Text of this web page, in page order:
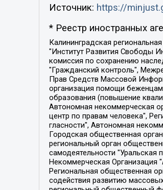
Источник: https://
* Реестр иностранных
Калининградская региональная общественная организация "Экозащита!-Женсовет", Фонд содействия защите прав и свобод граждан "Общественный вердикт", Фонд "Институт Развития Свободы Информации", Частное учреждение "Информационное агентство МЕМО. РУ", Региональная общественная организация "Общественная комиссия по сохранению наследия академика Сахарова", Фонд поддержки свободы прессы, Санкт-Петербургская общественная правозащитная организация "Гражданский контроль", Межрегиональная общественная организация "Информационно-просветительский центр "Мемориал", Региональный Фонд "Центр Защиты Прав Средств Массовой Информации", с 05.12.2023 Фонд "Центр Защиты Прав Средств массовой информации", Региональная общественная благотворительная организация помощи беженцам и мигрантам "Гражданское содействие", Негосударственное образовательное учреждение дополнительного профессионального образования (повышение квалификации) специалистов "АКАДЕМИЯ ПО ПРАВАМ ЧЕЛОВЕКА", Свердловская региональная общественная организация "Сутяжник", Автономная некоммерческая организация "Центр независимых социологических исследований", Союз общественных объединений "Российский исследовательский центр по правам человека", Региональное общественное учреждение научно-информационный центр "МЕМОРИАЛ", Некоммерческая организация "Фонд защиты гласности", Автономная некоммерческая организация "Институт прав человека", Городская общественная организация "Екатеринбургское общество "МЕМОРИАЛ", Городская общественная организация "Рязанское историко-просветительское и правозащитное общество "Мемориал" (Рязанский Мемориал), Челябинский региональный орган общественной самодеятельности – женское общественное объединение "Женщины Евразии", Челябинский региональный орган общественной самодеятельности "Уральская правозащитная группа", Фонд содействия